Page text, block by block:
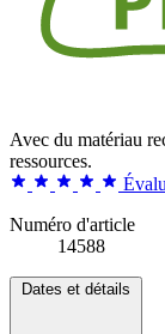
Avec du matériau
ressources.
Numéro d'article
14588
Dates et détails